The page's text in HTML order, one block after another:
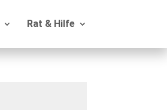
Rat & Hilfe